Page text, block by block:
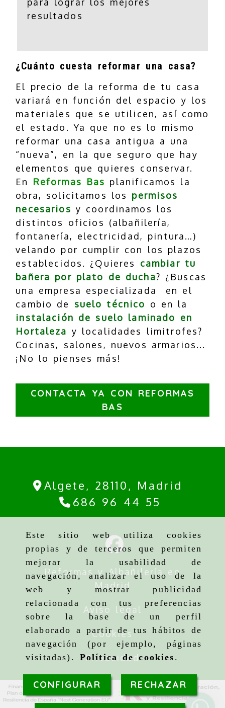
Este sitio web utiliza cookies
propias y de terceros que permiten
mejorar la usabilidad de
navegación, analizar el uso de la
web y mostrar publicidad
relacionada con tus preferencias
sobre la base de un perfil
elaborado a partir de tus hábitos de
navegación (por ejemplo, páginas
visitadas). Política de cookies .
CONFIGURAR RECHAZAR
resultados
¿Cuánto cuesta reformar una casa?
El precio de la reforma de tu casa
variará en función del espacio y los
materiales que se utilicen, así como
el estado. Ya que no es lo mismo
reformar una casa antigua a una
“nueva”, en la que seguro que hay
elementos que quieres conservar.
En Reformas Bas planificamos la
obra, solicitamos los permisos
necesarios y coordinamos los
distintos oficios (albañilería,
fontanería, electricidad, pintura…)
velando por cumplir con los plazos
establecidos. ¿Quieres cambiar tu
bañera por plato de ducha? ¿Buscas
una empresa especializada en el
cambio de suelo técnico o en la
instalación de suelo laminado en
Hortaleza y localidades limitrofes?
Cocinas, salones, nuevos armarios...
¡No lo pienses más!
CONTACTA YA CON REFORMAS
BAS
Algete, 28110, Madrid
686 96 44 55
Reformas y Albañilería en
Madrid
Aviso legal
Cookies
Privacidad